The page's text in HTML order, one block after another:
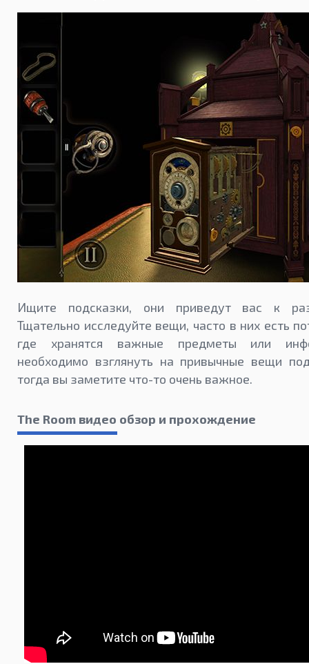
Ищите подсказки, они приведут вас к
Тщательно исследуйте вещи, часто в них есть
где хранятся важные предметы или
необходимо взглянуть на привычные вещи
тогда вы заметите что-то очень важное.
The Room видео обзор и прохождение